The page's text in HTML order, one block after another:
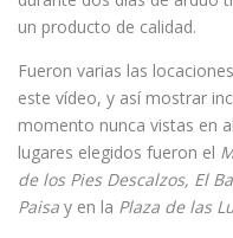
un producto de calidad.
Fueron varias las
este vídeo, y así mostrar
momento nunca vistas en
lugares elegidos fueron el
de los Pies Descalzos, El
Paisa y en la Plaza de las